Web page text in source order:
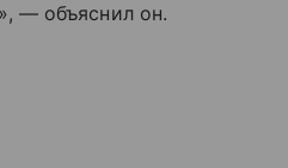
— объяснил он.